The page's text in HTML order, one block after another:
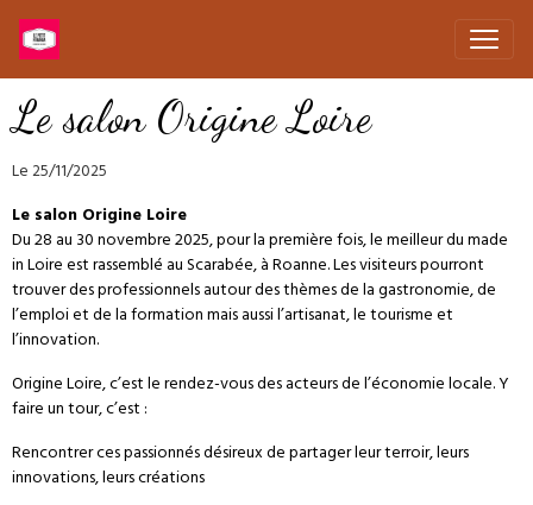
Le salon Origine Loire
Le 25/11/2025
Le salon Origine Loire
Du 28 au 30 novembre 2025, pour la première fois, le meilleur du made
in Loire est rassemblé au Scarabée, à Roanne. Les visiteurs pourront
trouver des professionnels autour des thèmes de la gastronomie, de
l’emploi et de la formation mais aussi l’artisanat, le tourisme et
l’innovation.
Origine Loire, c’est le rendez-vous des acteurs de l’économie locale. Y
faire un tour, c’est :
Rencontrer ces passionnés désireux de partager leur terroir, leurs
innovations, leurs créations